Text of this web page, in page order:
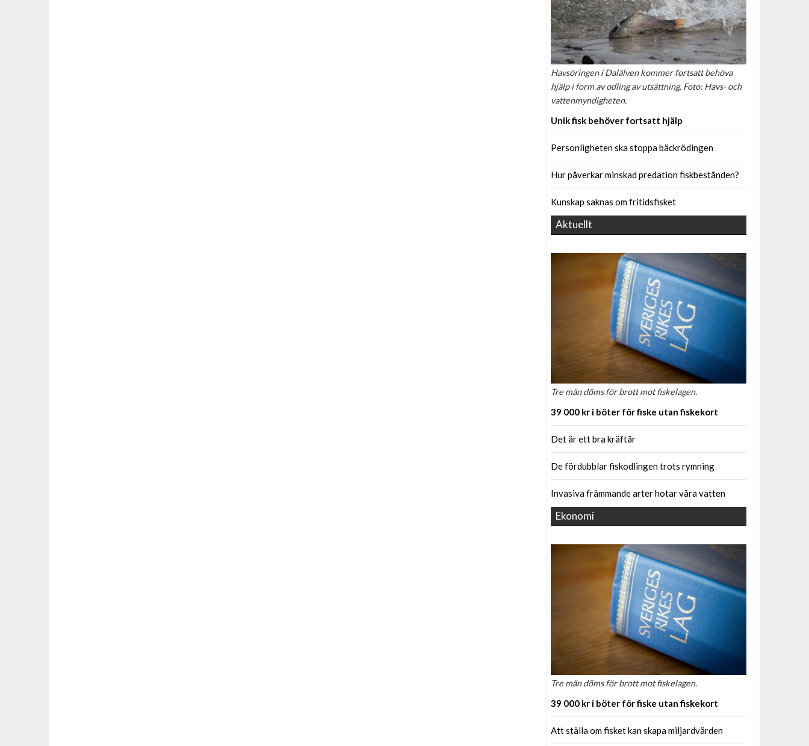
Havsöringen i Dalälven kommer fortsatt behöva
hjälp i form av odling av utsättning. Foto: Havs- och
vattenmyndigheten.
Unik fisk behöver fortsatt hjälp
Personligheten ska stoppa bäckrödingen
Hur påverkar minskad predation fiskbestånden?
Kunskap saknas om fritidsfisket
Aktuellt
Tre män döms för brott mot fiskelagen.
39 000 kr i böter för fiske utan fiskekort
Det är ett bra kräftår
De fördubblar fiskodlingen trots rymning
Invasiva främmande arter hotar våra vatten
Ekonomi
Tre män döms för brott mot fiskelagen.
39 000 kr i böter för fiske utan fiskekort
Att ställa om fisket kan skapa miljardvärden